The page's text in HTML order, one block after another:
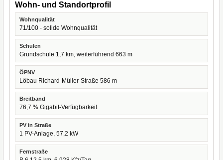
Wohn- und Standortprofil
Wohnqualität
71/100 - solide Wohnqualität
Schulen
Grundschule 1,7 km, weiterführend 663 m
ÖPNV
Löbau Richard-Müller-Straße 586 m
Breitband
76,7 % Gigabit-Verfügbarkeit
PV in Straße
1 PV-Anlage, 57,2 kW
Fernstraße